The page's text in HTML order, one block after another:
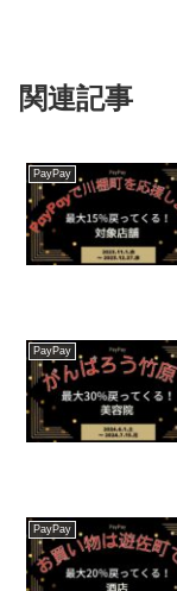
関連記事
PayPay
PayPay
PayPay